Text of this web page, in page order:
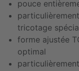
pouce
tricotage
forme ajustée
optimal